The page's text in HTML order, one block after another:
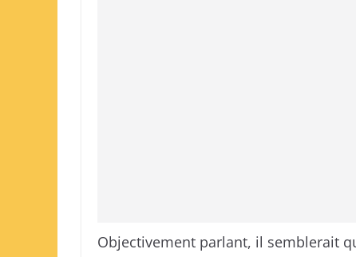
Objectivement parlant, il semblerait